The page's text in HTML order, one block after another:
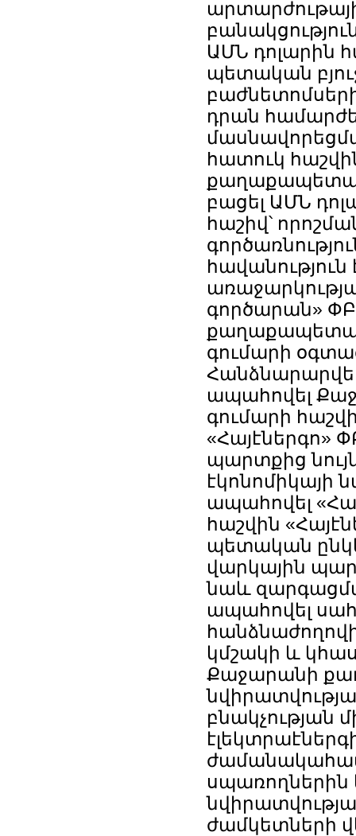
ԱՄՆ դոլարին
պետական
դրան
հատուկ
բացել ԱՄՆ
հաշիվ՝
գործարան»
գումարի
ապահովել
գումարի
«Հայէներգո»
պարտքից
էկոնոմիկայի
ապահովել
հաշվին
պետական
վարկային
նաև
ապահովել
կմշակի և
Քաջարանի
բնակչության
սպառողներին
ժամկետների